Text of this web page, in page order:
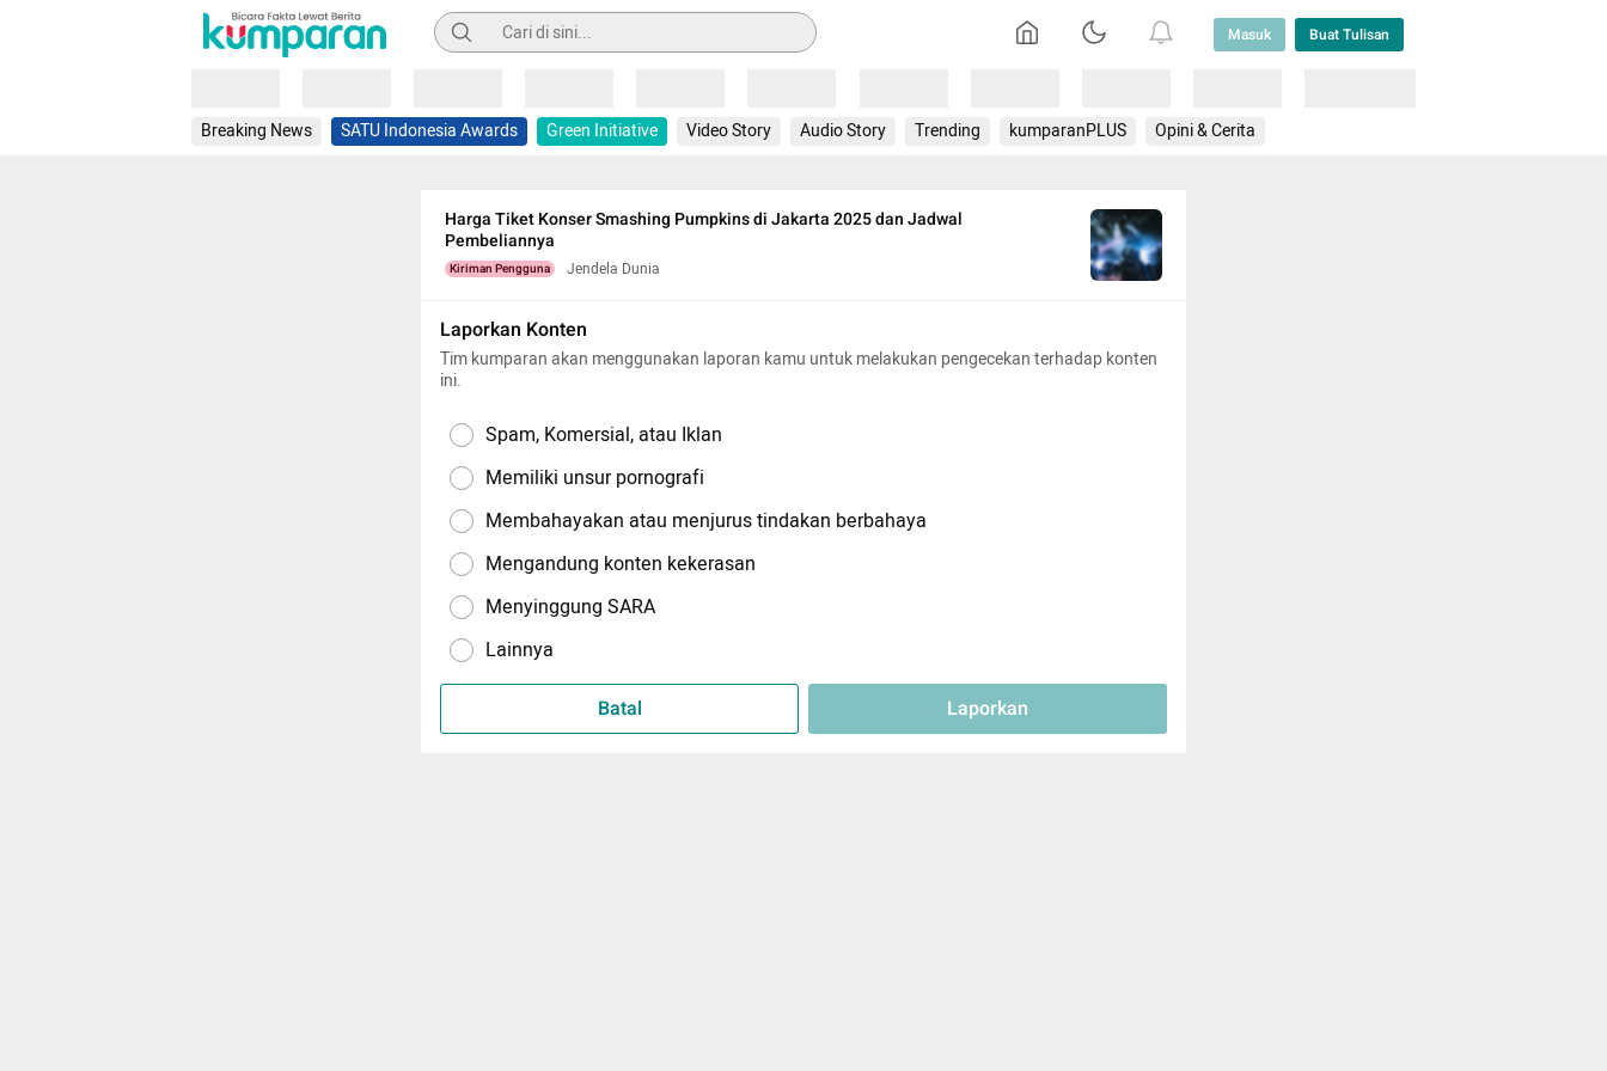
Pencarian Masuk Buat Tulisan
Breaking News SATU Indonesia Awards Green Initiative Video Story Audio Story Trending kumparanPLUS Opini & Cerita
Harga Tiket Konser Smashing Pumpkins di Jakarta 2025 dan Jadwal
Pembeliannya
Kiriman Pengguna Jendela Dunia
Laporkan Konten
Tim kumparan akan menggunakan laporan kamu untuk melakukan pengecekan terhadap konten
ini.
Spam, Komersial, atau Iklan
Memiliki unsur pornografi
Membahayakan atau menjurus tindakan berbahaya
Mengandung konten kekerasan
Menyinggung SARA
Lainnya
Batal Laporkan